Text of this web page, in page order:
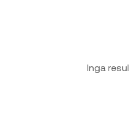
Inga